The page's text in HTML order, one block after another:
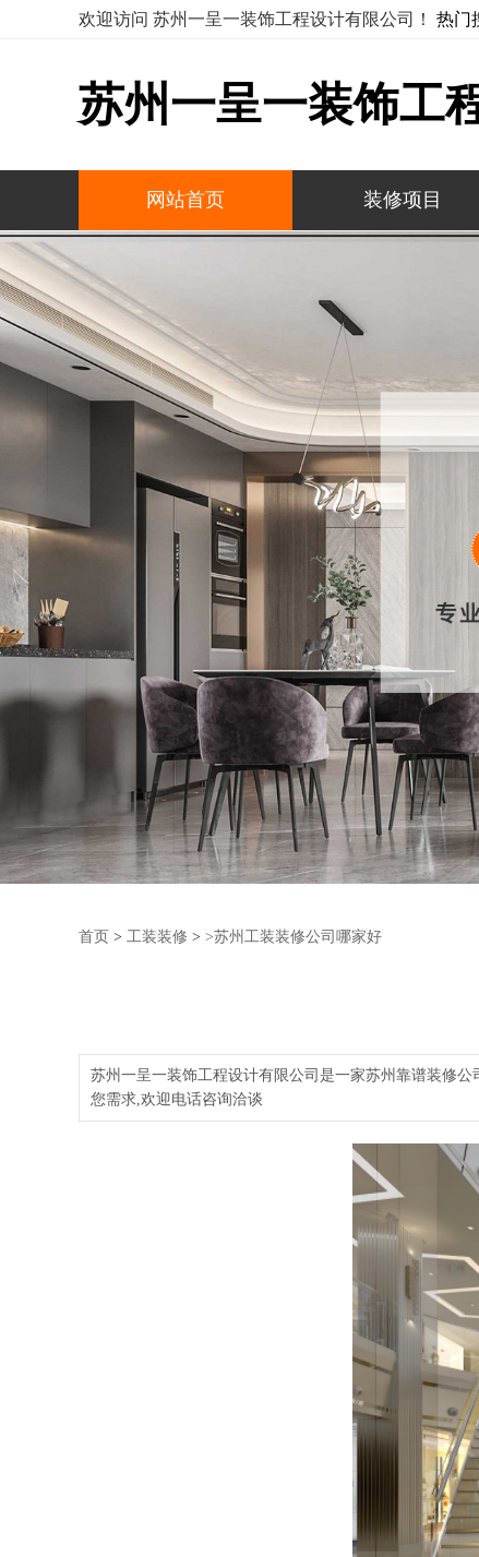
欢迎访问 苏州一呈一装饰工程设计有限公司！ 热门
苏州一呈一装饰工
网站首页 装修项目
首页 > 工装装修 > >苏州工装装修公司哪家好
苏州一呈一装饰工程设计有限公司是一家苏州靠谱装修
您需求,欢迎电话咨询洽谈